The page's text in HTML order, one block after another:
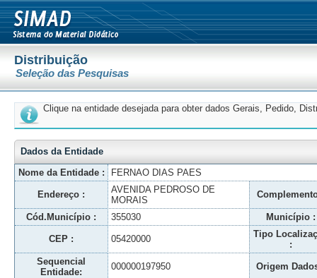
Distribuição
Seleção das Pesquisas
Clique na entidade desejada para obter dados Gerais, Pedido,
Dados da Entidade
Nome da Entidade :
FERNAO DIAS PAES
Endereço :
AVENIDA PEDROSO DE
MORAIS
Cód.Município : 355030 Município :
CEP : 05420000
Tipo
:
Sequencial
Entidade:
000000197950 Origem